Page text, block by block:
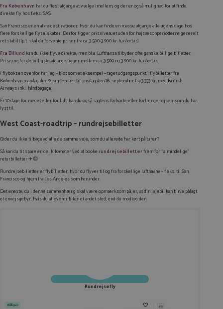
Fra København har du flest afgange at vælge imellem, og der er også mulighed for at finde
direkte fly hos f.eks. SAS.
San Francisco er en af de destinationer, hvor du kan finde en masse afgange alle ugens dage hos
flere forskellige flyselskaber. Derfor ligger prisniveauet uden for højsæsonperioderne generelt
ret stabilt (p.t. skal du forvente priser fra ca. 3.500-3.900 kr. tur/retur).
Fra Billund kan du ikke flyve direkte, men bl.a. Lufthansa tilbyder ofte ganske billige billetter.
Priserne for de billigste afgange ligger mellem ca. 3.500 og 3.900 kr. tur/retur.
I flyboksen ovenfor har jeg – blot som et eksempel – taget udgangspunkt i flybilletter fra
København mandag den 9. september til onsdag den 18. september fra 3.333 kr. med British
Airways inkl. håndbagage.
Er 10 dage for meget eller for lidt, kan du også sagtens forkorte eller forlænge rejsen, som du har
lyst til.
West Coast-roadtrip – rundrejsebilletter
Gider du ikke tilbage ad alle de samme veje, som du allerede har kørt på turen?
Så kan du tit spare en del kilometer ved at bookerundrejsebilletterfrem for “almindelige”
returbilletter ✈️😍
Rundrejsebilletter er flybilletter, hvor du flyver til og fra forskellige lufthavne – f.eks. til San
Francisco og hjem fra Los Angeles som herunder.
Det eneste, du i denne sammenhæng skal være opmærksom på, er, at din lejebil kan blive pålagt
et envejsgebyr, hvis du afleverer bilen et andet sted, end du modtog den.
Rundrejsefly